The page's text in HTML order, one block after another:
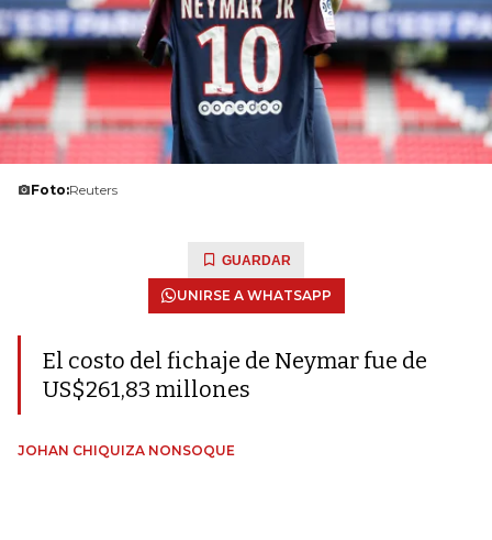
Foto:Reuters
GUARDAR
UNIRSE A WHATSAPP
El costo del fichaje de Neymar fue de
US$261,83 millones
JOHAN CHIQUIZA NONSOQUE